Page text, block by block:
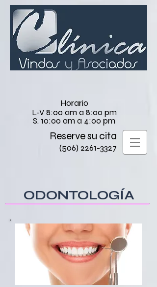
Reserve su cita
(506) 2261-3327
Horario
L-V 8:00 am a 8:00 pm
S. 10:00 am a 4:00 pm
ODONTOLOGÍA